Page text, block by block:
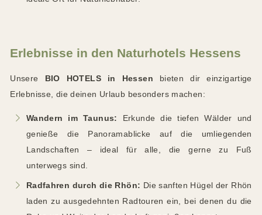
Erlebnisse in den Naturhotels Hessens
Unsere BIO HOTELS in Hessen bieten dir einzigartige
Erlebnisse, die deinen Urlaub besonders machen:
Wandern im Taunus:
Erkunde die tiefen Wälder und
genieße die Panoramablicke auf die umliegenden
Landschaften – ideal für alle, die gerne zu Fuß
unterwegs sind.
Radfahren durch die Rhön: Die sanften Hügel der Rhön
laden zu ausgedehnten Radtouren ein, bei denen du die